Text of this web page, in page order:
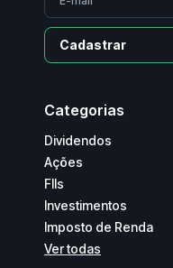
Cadastrar
Categorias
Dividendos
Ações
FIIs
Investimentos
Imposto de Renda
Ver todas